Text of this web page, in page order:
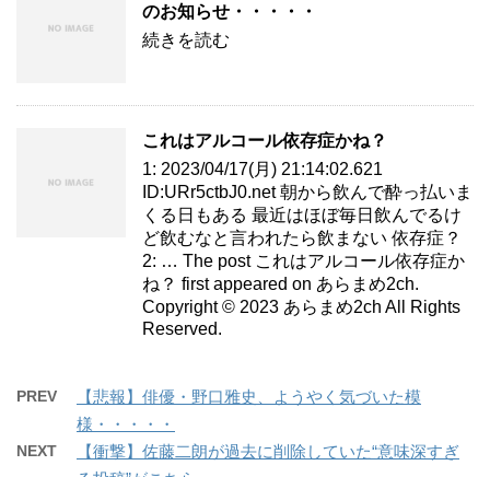
のお知らせ・・・・・
続きを読む
これはアルコール依存症かね？
1: 2023/04/17(月) 21:14:02.621
ID:URr5ctbJ0.net 朝から飲んで酔っ払いま
くる日もある 最近はほぼ毎日飲んでるけ
ど飲むなと言われたら飲まない 依存症？
2: … The post これはアルコール依存症か
ね？ first appeared on あらまめ2ch.
Copyright © 2023 あらまめ2ch All Rights
Reserved.
PREV
【悲報】俳優・野口雅史、ようやく気づいた模
様・・・・・
NEXT
【衝撃】佐藤二朗が過去に削除していた“意味深すぎ